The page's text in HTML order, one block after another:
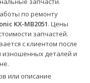
по ремонту
KX-MB2051. Цены
запчастей.
с клиентом после
изношенных деталей и
или описание